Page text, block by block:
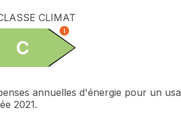
CLIMAT
C
i
annuelles d'énergie pour un
2021.